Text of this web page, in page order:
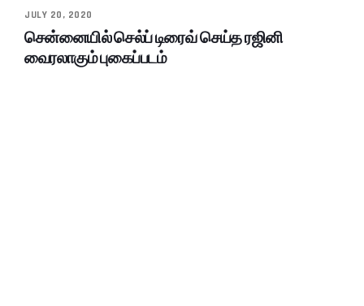
JULY 20, 2020
சென்னையில் செல்ப் டிரைவ் செய்த ரஜினி
வைரலாகும் புகைப்படம்